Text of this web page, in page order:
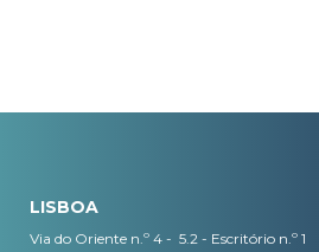
LISBOA
Via do Oriente n.º 4 - 5.2 - Escritório n.º 1